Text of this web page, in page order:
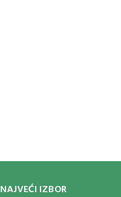
NAJVEĆI IZBOR